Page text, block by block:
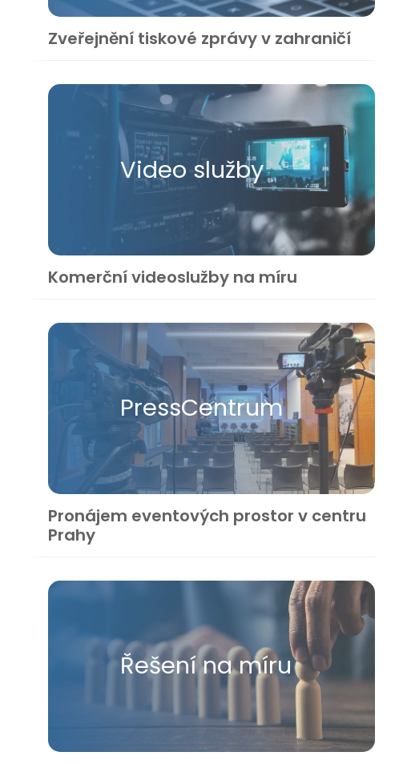
Zveřejnění tiskové zprávy v zahraničí
Video služby
Komerční videoslužby na míru
Press​Centrum
Pronájem eventových prostor v centru
Prahy
Řešení na míru